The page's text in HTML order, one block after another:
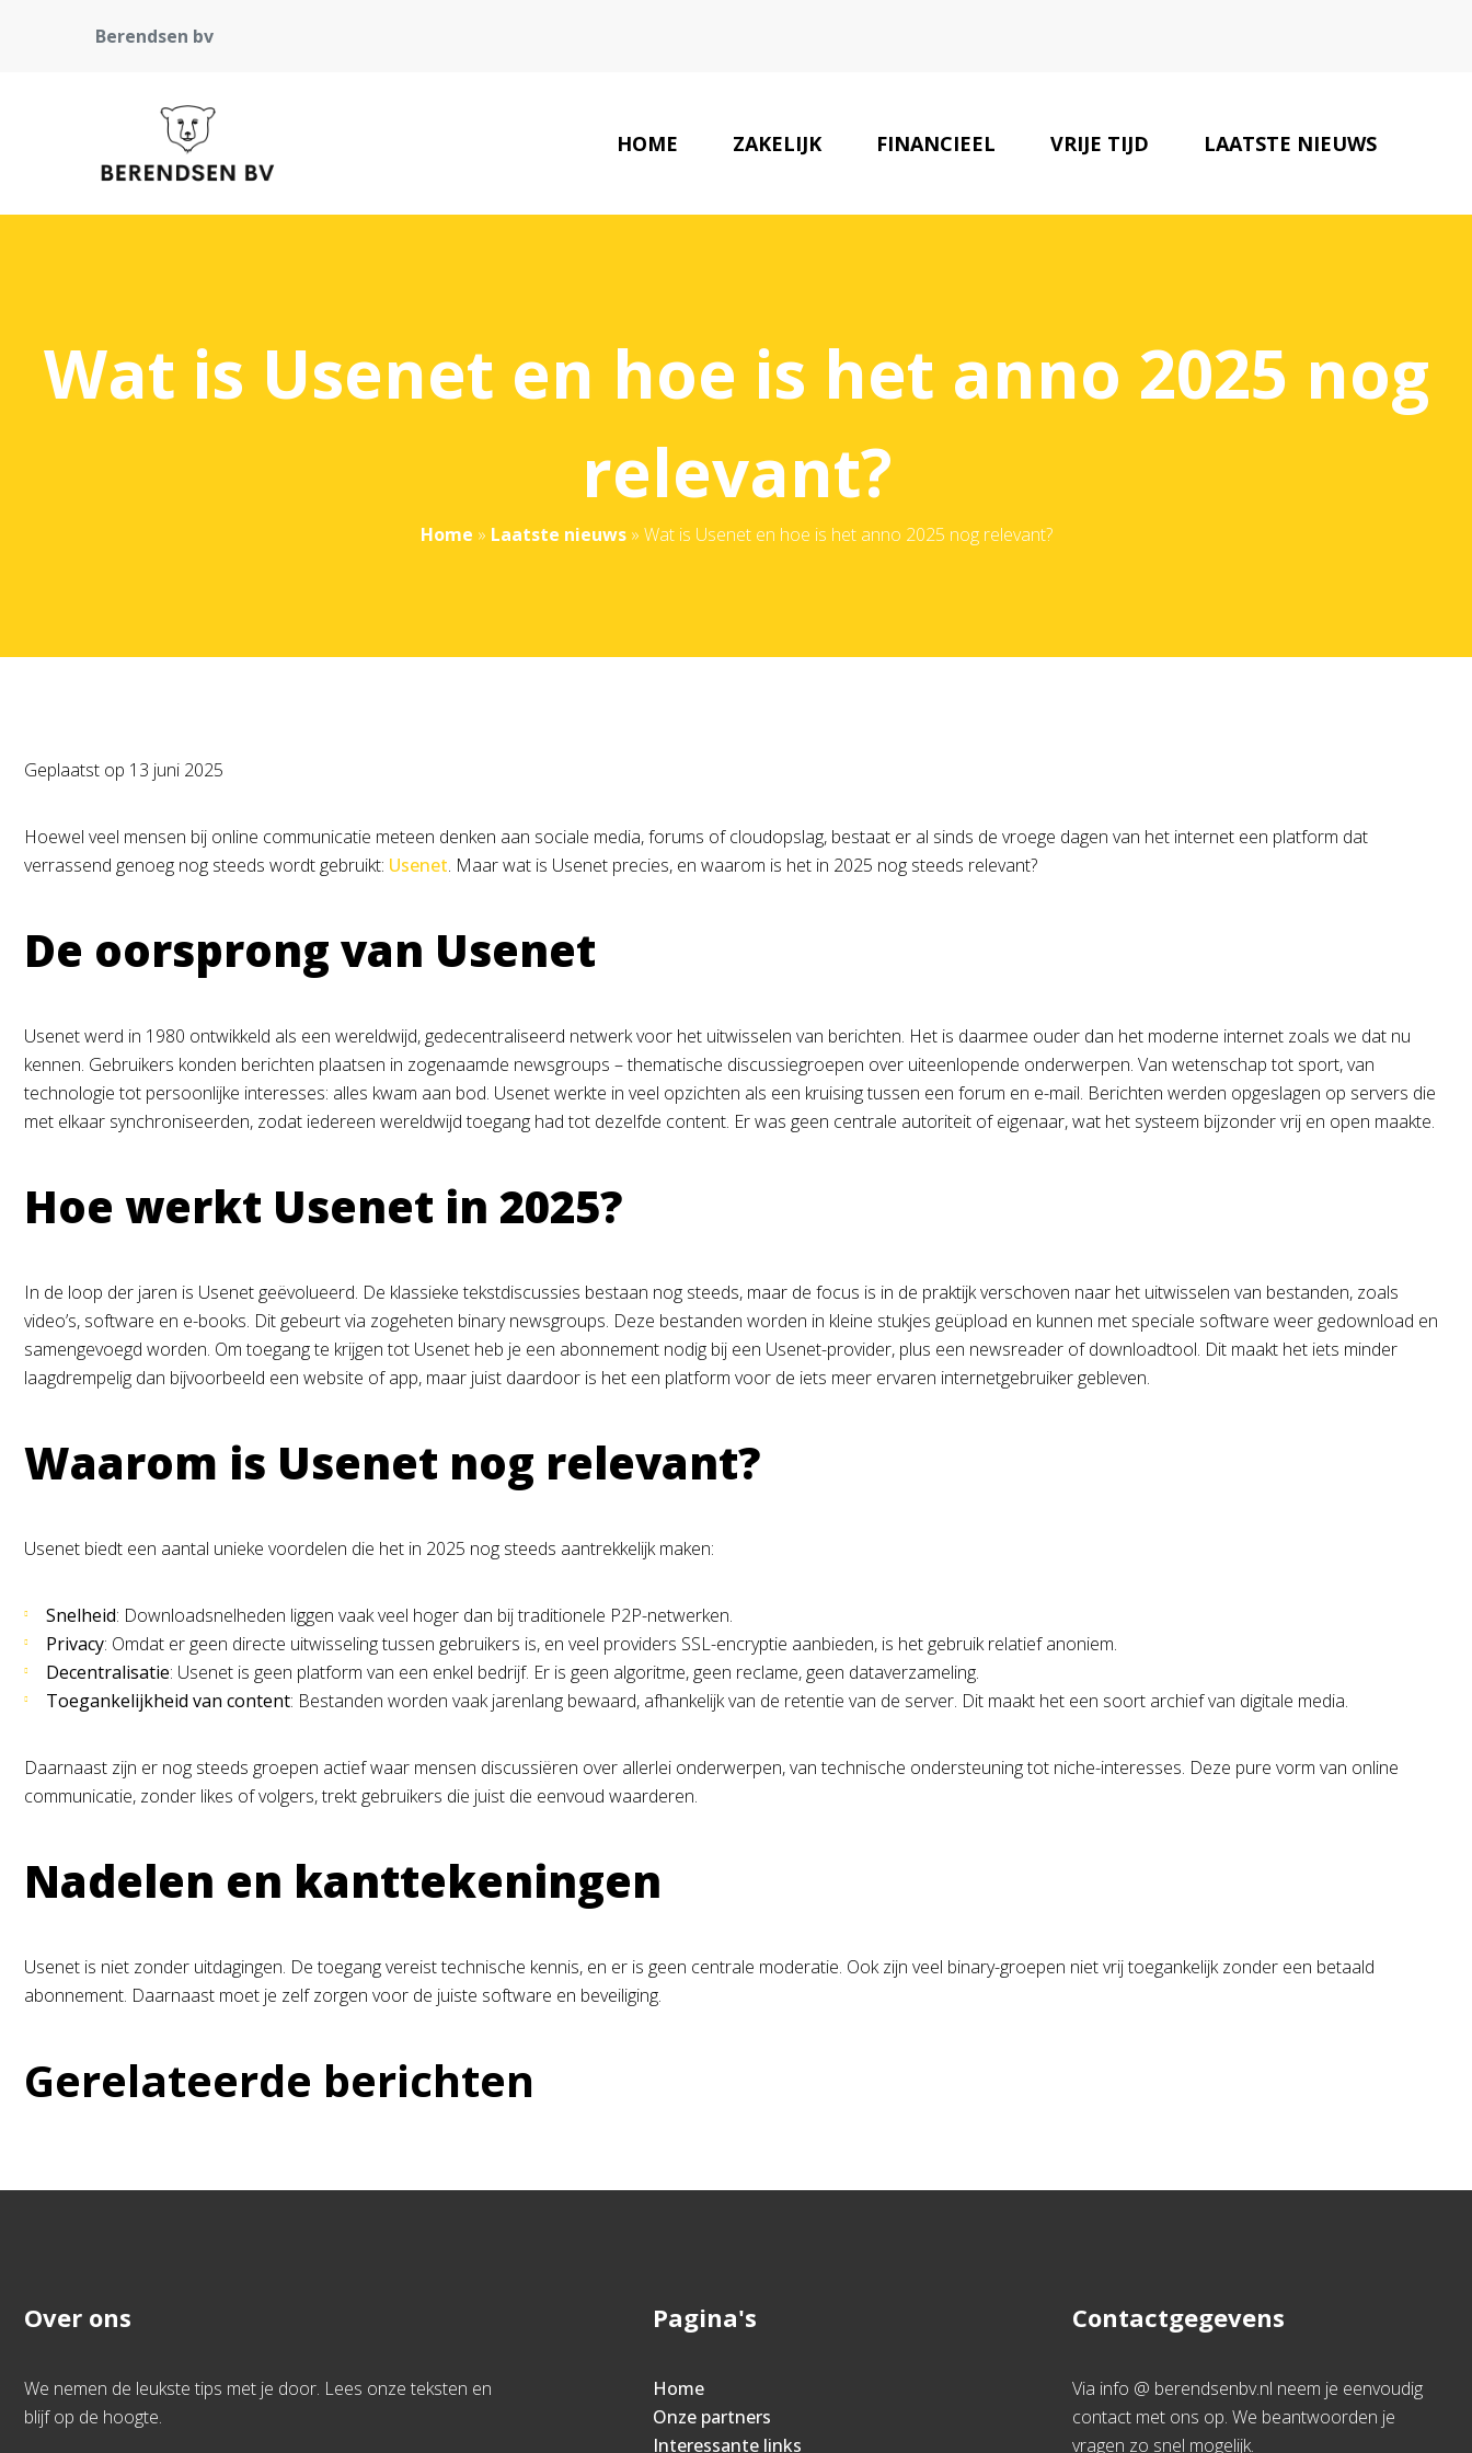
Berendsen bv
HOME ZAKELIJK FINANCIEEL VRIJE TIJD LAATSTE NIEUWS
Wat is Usenet en hoe is het anno 2025 nog
relevant?
Home » Laatste nieuws» Wat is Usenet en hoe is het anno 2025 nog relevant?
Geplaatst op 13 juni 2025
Hoewel veel mensen bij online communicatie meteen denken aan sociale media, forums of cloudopslag, bestaat er al sinds de vroege dagen van het internet een platform dat
verrassend genoeg nog steeds wordt gebruikt: Usenet. Maar wat is Usenet precies, en waarom is het in 2025 nog steeds relevant?
De oorsprong van Usenet
Usenet werd in 1980 ontwikkeld als een wereldwijd, gedecentraliseerd netwerk voor het uitwisselen van berichten. Het is daarmee ouder dan het moderne internet zoals we dat nu
kennen. Gebruikers konden berichten plaatsen in zogenaamde newsgroups – thematische discussiegroepen over uiteenlopende onderwerpen. Van wetenschap tot sport, van
technologie tot persoonlijke interesses: alles kwam aan bod. Usenet werkte in veel opzichten als een kruising tussen een forum en e-mail. Berichten werden opgeslagen op servers die
met elkaar synchroniseerden, zodat iedereen wereldwijd toegang had tot dezelfde content. Er was geen centrale autoriteit of eigenaar, wat het systeem bijzonder vrij en open maakte.
Hoe werkt Usenet in 2025?
In de loop der jaren is Usenet geëvolueerd. De klassieke tekstdiscussies bestaan nog steeds, maar de focus is in de praktijk verschoven naar het uitwisselen van bestanden, zoals
video’s, software en e-books. Dit gebeurt via zogeheten binary newsgroups. Deze bestanden worden in kleine stukjes geüpload en kunnen met speciale software weer gedownload en
samengevoegd worden. Om toegang te krijgen tot Usenet heb je een abonnement nodig bij een Usenet-provider, plus een newsreader of downloadtool. Dit maakt het iets minder
laagdrempelig dan bijvoorbeeld een website of app, maar juist daardoor is het een platform voor de iets meer ervaren internetgebruiker gebleven.
Waarom is Usenet nog relevant?
Usenet biedt een aantal unieke voordelen die het in 2025 nog steeds aantrekkelijk maken:
Snelheid: Downloadsnelheden liggen vaak veel hoger dan bij traditionele P2P-netwerken.
Privacy: Omdat er geen directe uitwisseling tussen gebruikers is, en veel providers SSL-encryptie aanbieden, is het gebruik relatief anoniem.
Decentralisatie: Usenet is geen platform van een enkel bedrijf. Er is geen algoritme, geen reclame, geen dataverzameling.
Toegankelijkheid van content: Bestanden worden vaak jarenlang bewaard, afhankelijk van de retentie van de server. Dit maakt het een soort archief van digitale media.
Daarnaast zijn er nog steeds groepen actief waar mensen discussiëren over allerlei onderwerpen, van technische ondersteuning tot niche-interesses. Deze pure vorm van online
communicatie, zonder likes of volgers, trekt gebruikers die juist die eenvoud waarderen.
Nadelen en kanttekeningen
Usenet is niet zonder uitdagingen. De toegang vereist technische kennis, en er is geen centrale moderatie. Ook zijn veel binary-groepen niet vrij toegankelijk zonder een betaald
abonnement. Daarnaast moet je zelf zorgen voor de juiste software en beveiliging.
Gerelateerde berichten
Over ons
We nemen de leukste tips met je door. Lees onze teksten en
blijf op de hoogte.
Pagina's
Home
Onze partners
Interessante links
Contactgegevens
Via info @ berendsenbv.nl neem je eenvoudig
contact met ons op. We beantwoorden je
vragen zo snel mogelijk.